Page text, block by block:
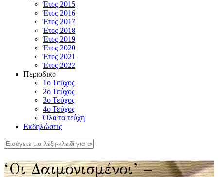
Έτος 2015
Έτος 2016
Έτος 2017
Έτος 2018
Έτος 2019
Έτος 2020
Έτος 2021
Έτος 2022
Περιοδικό
1ο Τεύχος
2ο Τεύχος
3ο Τεύχος
4o Τεύχος
Όλα τα τεύχη
Εκδηλώσεις
‘Οι Δαιμονισμένοι’ –